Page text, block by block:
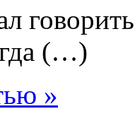
(…)
»